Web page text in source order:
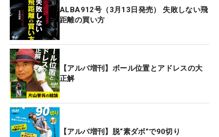
ALBA912号（3月13日発売） 失敗しない飛
距離の買い方
【アルバ増刊】ボール位置とアドレスの大
正解
【アルバ増刊】脱“素ダボ”で90切り